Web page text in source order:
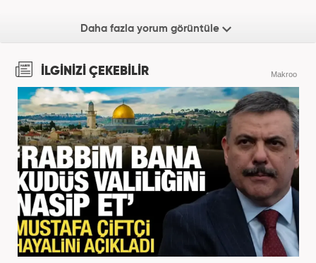
Daha fazla yorum görüntüle
İLGİNİZİ ÇEKEBİLİR Makroo